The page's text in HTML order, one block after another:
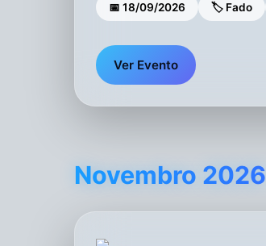
📅 18/09/2026 🏷 Fado
Ver Evento
Novembro 2026